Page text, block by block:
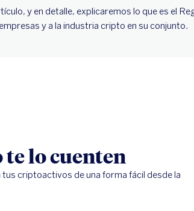
y en detalle, explicaremos lo que es el
y a la industria cripto en su conjunto.
te lo cuenten
criptoactivos de una forma fácil desde la